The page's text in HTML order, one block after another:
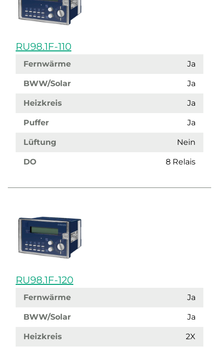
RU98.1F-110
Fernwärme Ja
BWW/Solar Ja
Heizkreis Ja
Puffer Ja
Lüftung Nein
DO 8 Relais
RU98.1F-120
Fernwärme Ja
BWW/Solar Ja
Heizkreis 2X